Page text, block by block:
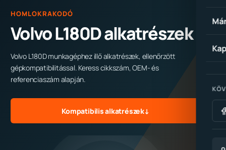
HOMLOKRAKODÓ
Volvo L180D alkatrészek
Volvo L180D munkagéphez illő alkatrészek, ellenőrzött
gépkompatibilitással. Keress cikkszám, OEM- és
referenciaszám alapján.
Kompatibilis alkatrészek↓